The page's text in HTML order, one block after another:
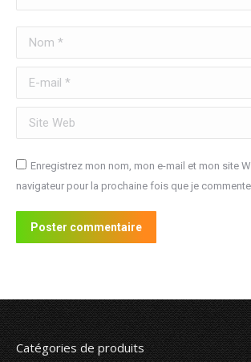
Nom *
E-mail *
Site Web
Enregistrez mon nom, mon e-mail et mon site
navigateur pour la prochaine fois que je
Poster commentaire
Catégories de produits